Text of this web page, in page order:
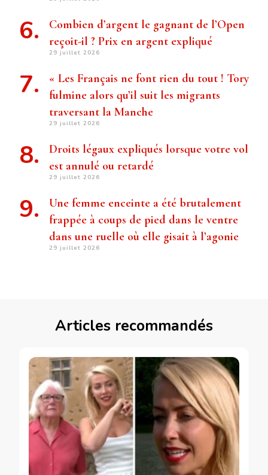
Combien d’argent le gagnant de l’Open
reçoit-il ? Prix ​​en argent expliqué
29 juillet 2026
« Les Français ne font rien du tout ! Tory
fulmine alors qu’il suit les migrants
traversant la Manche
29 juillet 2026
Droits légaux expliqués lorsque votre vol
est annulé ou retardé
29 juillet 2026
Une femme enceinte a été brutalement
frappée à coups de pied dans le ventre
dans une ruelle où elle gisait à l’agonie
29 juillet 2026
Articles recommandés